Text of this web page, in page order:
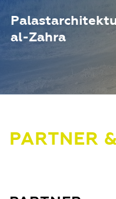
al-Zahra
PARTNER